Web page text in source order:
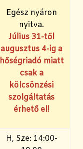
Egész nyáron
nyitva.
Július 31-től
augusztus 4-ig a
hőségriadó miatt
csak a
kölcsönzési
szolgáltatás
érhető el!
H, Sze: 14:00-